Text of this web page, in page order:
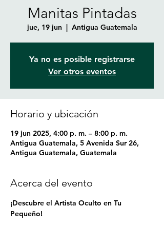
Manitas Pintadas
jue, 19 jun
  |
Antigua Guatemala
Ya no es posible registrarse
Ver otros eventos
Horario y ubicación
19 jun 2025, 4:00 p. m. – 8:00 p. m.
Antigua Guatemala, 5 Avenida Sur 26,
Antigua Guatemala, Guatemala
Acerca del evento
¡Descubre el Artista Oculto en Tu
Pequeño!